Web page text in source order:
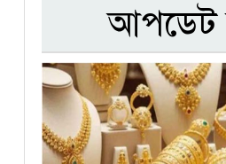
আপডেট